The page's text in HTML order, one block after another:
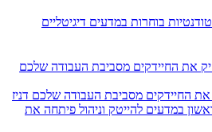
בוחרות במדעים דיגיטליים
החיידקים מסביבת העבודה שלכם דניז
במדעים להייטק וניהול פיתחה את